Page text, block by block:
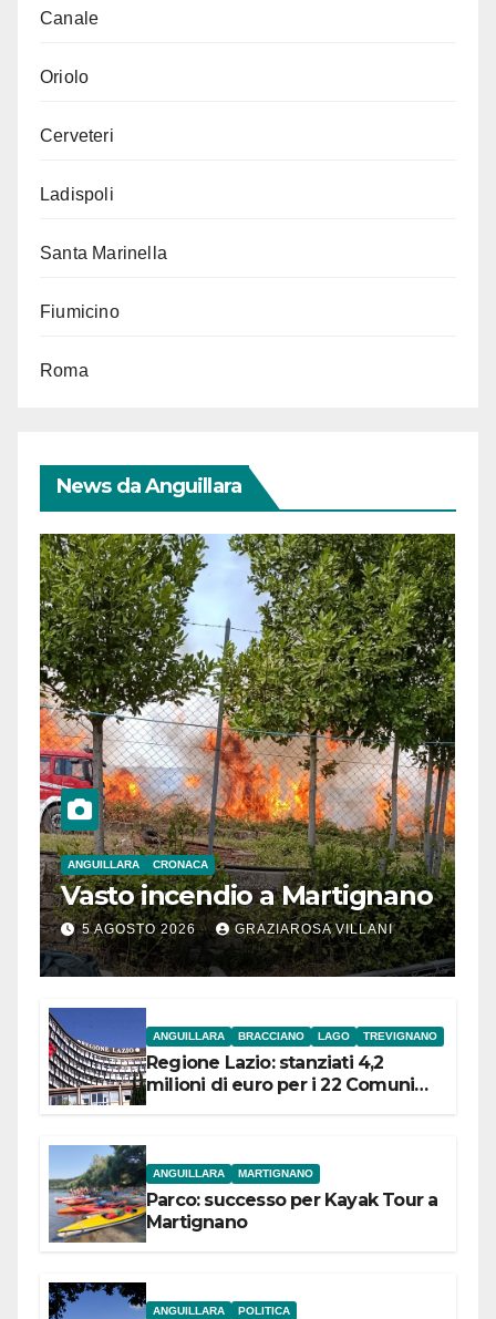
Canale
Oriolo
Cerveteri
Ladispoli
Santa Marinella
Fiumicino
Roma
News da Anguillara
ANGUILLARA CRONACA
Vasto incendio a Martignano
5 AGOSTO 2026 GRAZIAROSA VILLANI
ANGUILLARA BRACCIANO LAGO TREVIGNANO
Regione Lazio: stanziati 4,2
milioni di euro per i 22 Comuni
ANGUILLARA MARTIGNANO
Parco: successo per Kayak Tour a
Martignano
ANGUILLARA POLITICA